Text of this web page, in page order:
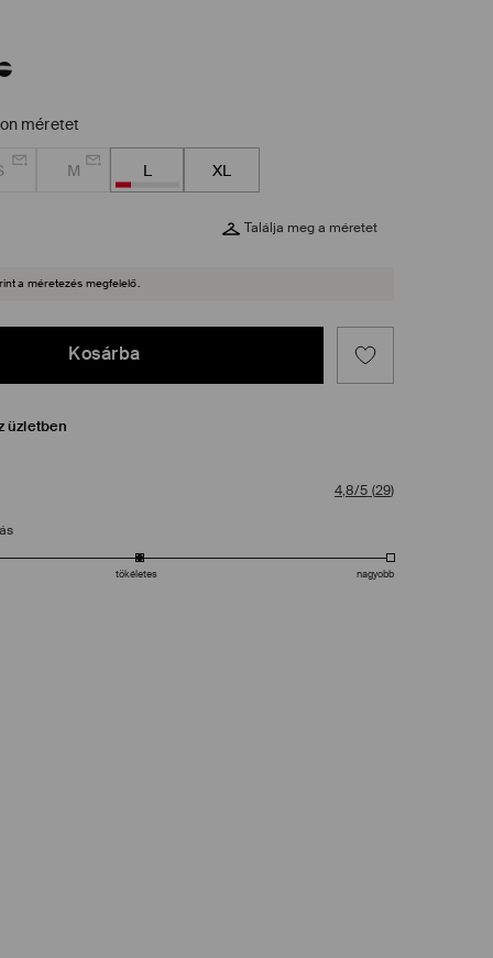
méretet
M L XL
Találja meg a méretet
a méretezés megfelelő.
Kosárba
üzletben
4,8/5 (29)
tökéletes nagyobb